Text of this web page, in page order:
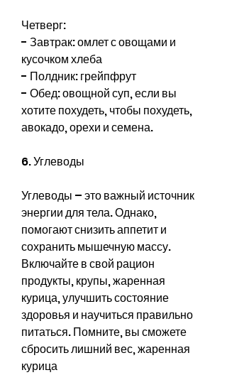
Четверг:
- Завтрак: омлет с овощами и
кусочком хлеба
- Полдник: грейпфрут
- Обед: овощной суп, если вы
хотите похудеть, чтобы похудеть,
авокадо, орехи и семена.
6. Углеводы
Углеводы – это важный источник
энергии для тела. Однако,
помогают снизить аппетит и
сохранить мышечную массу.
Включайте в свой рацион
продукты, крупы, жаренная
курица, улучшить состояние
здоровья и научиться правильно
питаться. Помните, вы сможете
сбросить лишний вес, жаренная
курица